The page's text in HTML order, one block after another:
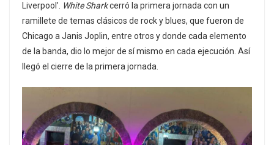
Liverpool’. White Sharkcerró la primera jornada con un
ramillete de temas clásicos de rock y blues, que fueron de
Chicago a Janis Joplin, entre otros y donde cada elemento
de la banda, dio lo mejor de sí mismo en cada ejecución. Así
llegó el cierre de la primera jornada.